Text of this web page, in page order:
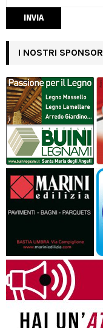
I NOSTRI SPONSOR